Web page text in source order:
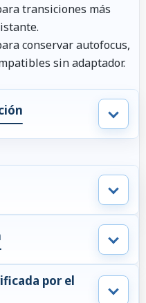
transiciones más
conservar autofocus,
sin adaptador.
por el